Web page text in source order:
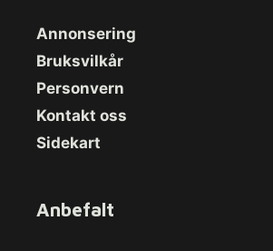
Annonsering
Bruksvilkår
Personvern
Kontakt oss
Sidekart
Anbefalt